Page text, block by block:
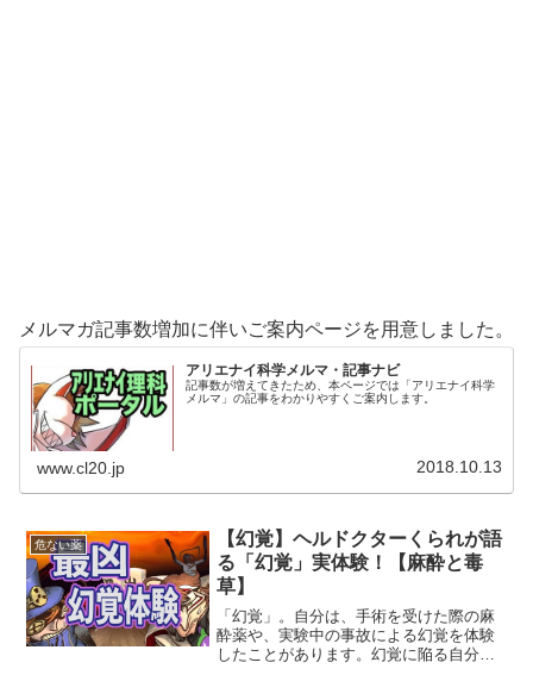
メルマガ記事数増加に伴いご案内ページを用意しました。
アリエナイ科学メルマ・記事ナビ
記事数が増えてきたため、本ページでは「アリエナイ科学
メルマ」の記事をわかりやすくご案内します。
www.cl20.jp 2018.10.13
危ない薬
【幻覚】ヘルドクターくられが語
る「幻覚」実体験！【麻酔と毒
草】
「幻覚」。自分は、手術を受けた際の麻
酔薬や、実験中の事故による幻覚を体験
したことがあります。幻覚に陥る自分を